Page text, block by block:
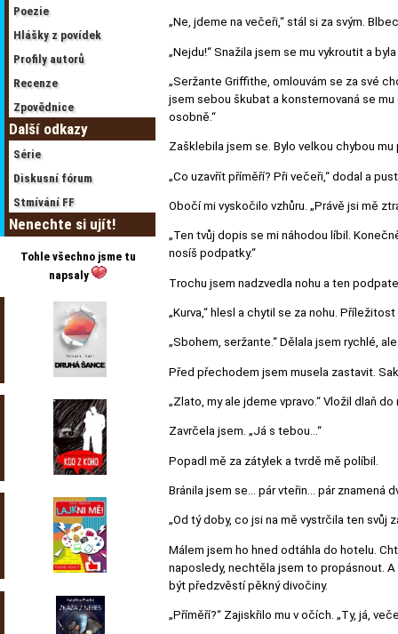
Poezie
Hlášky z povídek
Profily autorů
Recenze
Zpovědnice
Další odkazy
Série
Diskusní fórum
Stmívání FF
Nenechte si ujít!
Tohle všechno jsme tu
napsaly
„Ne, jdeme na večeři,“ stál si za svým.
„Nejdu!“ Snažila jsem se mu vykroutit a
„Seržante Griffithe, omlouvám se za své
jsem sebou škubat a konsternovaná se
osobně.“
Zašklebila jsem se. Bylo velkou chybou mu
„Co uzavřít příměří? Při večeři,“ dodal a
Obočí mi vyskočilo vzhůru. „Právě jsi mě
„Ten tvůj dopis se mi náhodou líbil.
nosíš podpatky.“
Trochu jsem nadzvedla nohu a ten
„Kurva,“ hlesl a chytil se za nohu.
„Sbohem, seržante.“ Dělala jsem rychlé,
Před přechodem jsem musela zastavit.
„Zlato, my ale jdeme vpravo.“ Vložil dlaň
Zavrčela jsem. „Já s tebou…“
Popadl mě za zátylek a tvrdě mě políbil.
Bránila jsem se… pár vteřin… pár znamená
„Od tý doby, co jsi na mě vystrčila ten svůj
Málem jsem ho hned odtáhla do hotelu.
naposledy, nechtěla jsem to propásnout.
být předzvěstí pěkný divočiny.
„Příměří?“ Zajiskřilo mu v očích. „Ty, já,